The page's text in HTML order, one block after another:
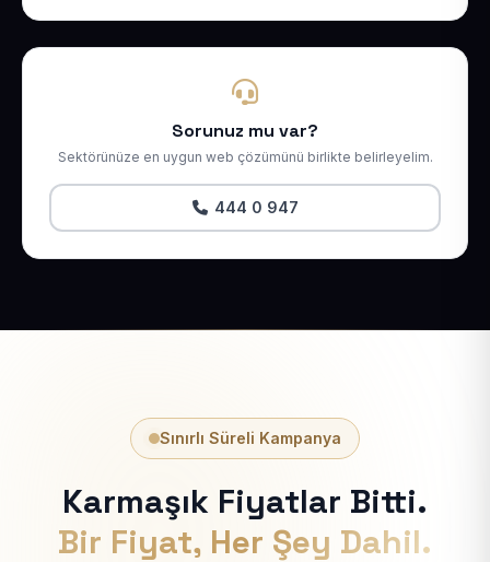
Sorunuz mu var?
Sektörünüze en uygun web çözümünü birlikte belirleyelim.
444 0 947
Sınırlı Süreli Kampanya
Karmaşık Fiyatlar Bitti.
Bir Fiyat, Her Şey Dahil.